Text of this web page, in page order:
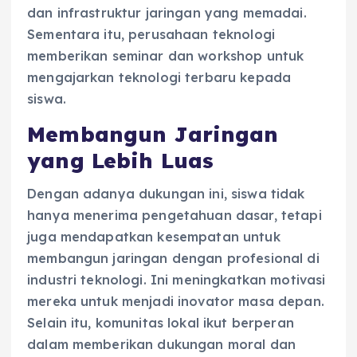
dan infrastruktur jaringan yang memadai.
Sementara itu, perusahaan teknologi
memberikan seminar dan workshop untuk
mengajarkan teknologi terbaru kepada
siswa.
Membangun Jaringan
yang Lebih Luas
Dengan adanya dukungan ini, siswa tidak
hanya menerima pengetahuan dasar, tetapi
juga mendapatkan kesempatan untuk
membangun jaringan dengan profesional di
industri teknologi. Ini meningkatkan motivasi
mereka untuk menjadi inovator masa depan.
Selain itu, komunitas lokal ikut berperan
dalam memberikan dukungan moral dan